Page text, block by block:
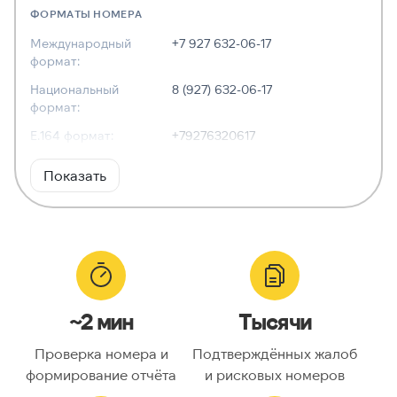
ФОРМАТЫ НОМЕРА
Международный
формат:
+7 927 632-06-17
Национальный
формат:
8 (927) 632-06-17
E.164 формат:
+79276320617
RFC3966
формат:
Тип номера:
Оператор связи:
Национальный
9276320617
Код страны:
Показать
~2 мин
Проверка номера и
формирование отчёта
Тысячи
Подтверждённых жалоб
и рисковых номеров